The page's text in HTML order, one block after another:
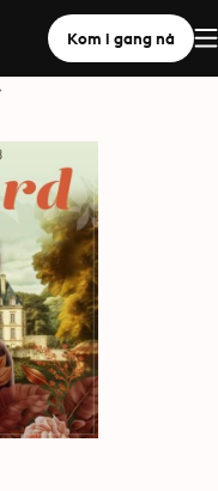
Kom i gang nå